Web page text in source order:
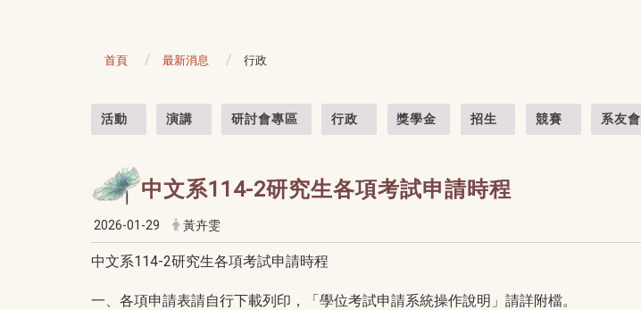
首頁 最新消息 行政
活動 演講 研討會專區 行政 獎學金 招生 競賽 系友會
中文系114-2研究生各項考試申請時程
2026-01-29 黃卉雯
中文系114-2研究生各項考試申請時程
一、各項申請表請自行下載列印，「學位考試申請系統操作說明」請詳附檔。